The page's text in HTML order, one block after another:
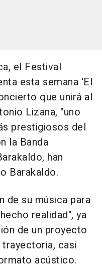
el Festival
esta semana 'El
que unirá al
Lizana, "uno
prestigiosos del
la Banda
han
Barakaldo.
de su música para
realidad", ya
de un proyecto
casi
acústico.